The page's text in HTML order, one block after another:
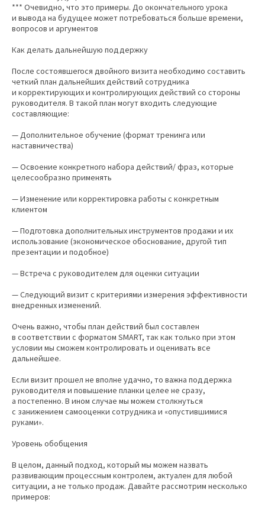
*** Очевидно, что это примеры. До окончательного урока
и вывода на будущее может потребоваться больше времени,
вопросов и аргументов
Как делать дальнейшую поддержку
После состоявшегося двойного визита необходимо составить
четкий план дальнейших действий сотрудника
и корректирующих и контролирующих действий со стороны
руководителя. В такой план могут входить следующие
составляющие:
— Дополнительное обучение (формат тренинга или
наставничества)
— Освоение конкретного набора действий/ фраз, которые
целесообразно применять
— Изменение или корректировка работы с конкретным
клиентом
— Подготовка дополнительных инструментов продажи и их
использование (экономическое обоснование, другой тип
презентации и подобное)
— Встреча с руководителем для оценки ситуации
— Следующий визит с критериями измерения эффективности
внедренных изменений.
Очень важно, чтобы план действий был составлен
в соответствии с форматом SMART, так как только при этом
условии мы сможем контролировать и оценивать все
дальнейшее.
Если визит прошел не вполне удачно, то важна поддержка
руководителя и повышение планки целее не сразу,
а постепенно. В ином случае мы можем столкнуться
с занижением самооценки сотрудника и «опустившимися
руками».
Уровень обобщения
В целом, данный подход, который мы можем назвать
развивающим процессным контролем, актуален для любой
ситуации, а не только продаж. Давайте рассмотрим несколько
примеров: